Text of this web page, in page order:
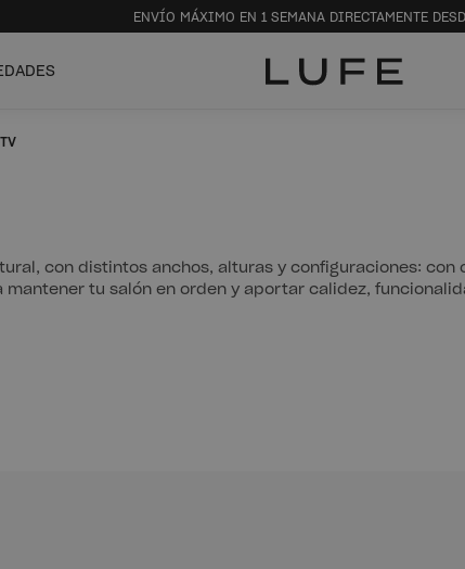
ENVÍO MÁXIMO EN 1 SEMANA DIRECTAMENTE
con distintos anchos, alturas y configuraciones: con
mantener tu salón en orden y aportar calidez,